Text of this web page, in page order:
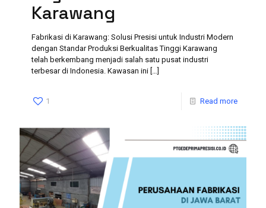
Karawang
Fabrikasi di Karawang: Solusi Presisi untuk Industri Modern
dengan Standar Produksi Berkualitas Tinggi Karawang
telah berkembang menjadi salah satu pusat industri
terbesar di Indonesia. Kawasan ini […]
1 Read more